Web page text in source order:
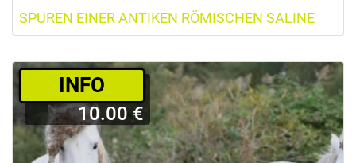
SPUREN EINER ANTIKEN RÖMISCHEN SALINE
­INFO
10.00 €